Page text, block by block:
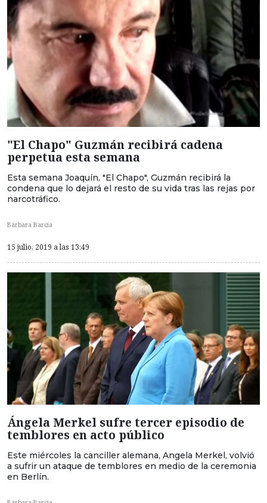
"El Chapo" Guzmán recibirá cadena
perpetua esta semana
Esta semana Joaquín, "El Chapo", Guzmán recibirá la
condena que lo dejará el resto de su vida tras las rejas por
narcotráfico.
Bárbara Barcia
15 julio, 2019 a las 13:49
Ángela Merkel sufre tercer episodio de
temblores en acto público
Este miércoles la canciller alemana, Angela Merkel, volvió
a sufrir un ataque de temblores en medio de la ceremonia
en Berlín.